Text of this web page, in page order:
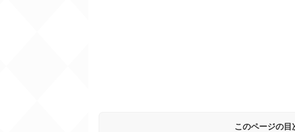
このページの目